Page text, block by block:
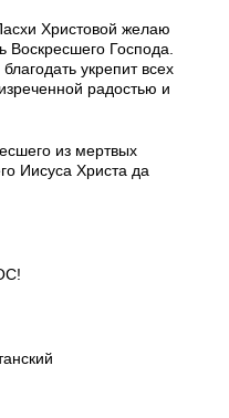
Христовой желаю
Воскресшего Господа.
укрепит всех
радостью и
из мертвых
Иисуса Христа да